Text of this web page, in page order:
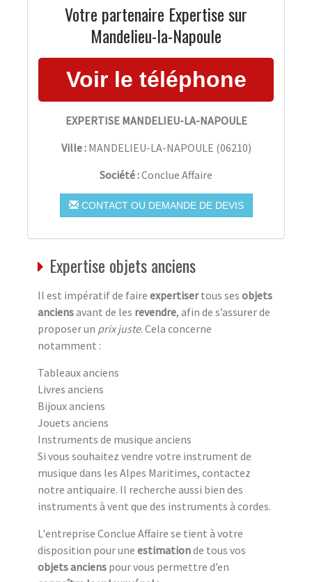
Votre partenaire Expertise sur
Mandelieu-la-Napoule
EXPERTISE MANDELIEU-LA-NAPOULE
Ville : MANDELIEU-LA-NAPOULE (06210)
Société :Conclue Affaire
CONTACT OU DEMANDE DE DEVIS
Expertise objets anciens
Il est impératif de faire expertisertous ses objets
anciensavant de les revendre, afin de s’assurer de
proposer un prix juste. Cela concerne
notamment :
Tableaux anciens
Livres anciens
Bijoux anciens
Jouets anciens
Instruments de musique anciens
Si vous souhaitez vendre votre instrument de
musique dans les Alpes Maritimes, contactez
notre antiquaire. Il recherche aussi bien des
instruments à vent que des instruments à cordes.
L'entreprise Conclue Affaire se tient à votre
disposition pour une estimationde tous vos
objets anciens pour vous permettre d’en